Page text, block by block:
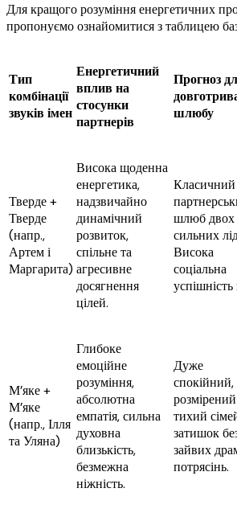
Для кращого розуміння енергетичних
пропонуємо ознайомитися з таблицею
Тип
комбінації
звуків імен
Енергетичний
вплив на
стосунки
партнерів
Прогноз
шлюбу
Тверде +
Тверде
(напр.,
Артем і
Маргарита)
Висока щоденна
енергетика,
надзвичайно
динамічний
розвиток,
спільне та
агресивне
досягнення
цілей.
Класичний
шлюб двох
сильних
Висока
соціальна
М’яке +
М’яке
(напр., Ілля
та Уляна)
Глибоке
емоційне
розуміння,
абсолютна
емпатія, сильна
духовна
близькість,
безмежна
ніжність.
Дуже
спокійний,
розмірений
тихий
затишок
зайвих
потрясінь.